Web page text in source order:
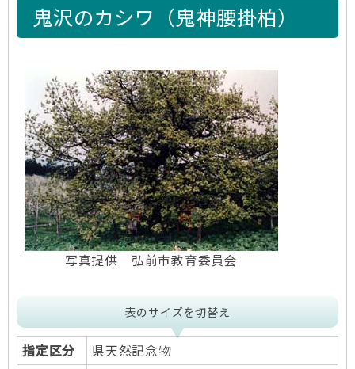
鬼沢のカシワ（鬼神腰掛柏）
写真提供 弘前市教育委員会
表のサイズを切替え
指定区分
県天然記念物